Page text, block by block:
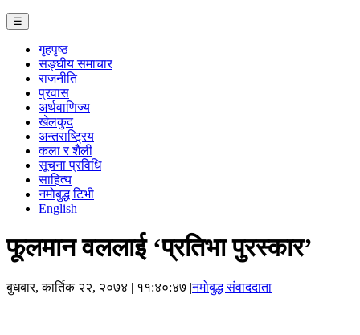
☰
गृहपृष्ठ
सङ्घीय समाचार
राजनीति
प्रवास
अर्थवाणिज्य
खेलकुद
अन्तराष्ट्रिय
कला र शैली
सूचना प्रविधि
साहित्य
नमोबुद्ध टिभी
English
फूलमान वललाई ‘प्रतिभा पुरस्कार’
बुधबार, कार्तिक २२, २०७४ | ११:४०:४७ |नमोबुद्ध संवाददाता